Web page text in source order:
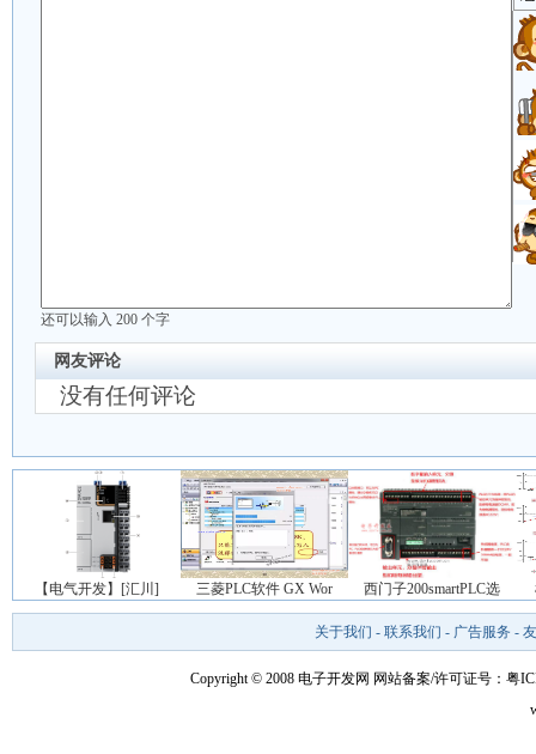
还可以输入 200 个字
网友评论
没有任何评论
【电气开发】[汇川] 三菱PLC软件 GX Wor 西门子200smartPLC选
关于我们 - 联系我们 - 广告服务 -
Copyright © 2008 电子开发网 网站备案/许可证号：粤